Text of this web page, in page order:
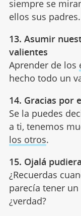
siempre se
ellos sus padres.
13. Asumir
valientes
Aprender de los
hecho todo un
14. Gracias por
Se la puedes
a ti, tenemos
los otros.
15. Ojalá
¿Recuerdas
parecía tener
¿verdad?